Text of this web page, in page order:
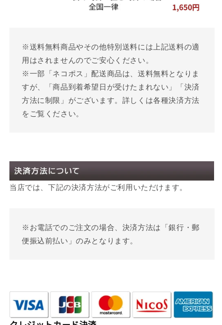
※送料無料商品やその他特別送料には上記送料の適
用はされませんのでご安心ください。
※一部「ネコポス」配送商品は、送料無料となりま
すが、「商品到着希望日が受けたまれない」「決済
方法に制限」がございます。詳しくは各種決済方法
をご覧ください。
当店では、下記の決済方法がご利用いただけます。
※お電話でのご注文の場合、決済方法は「銀行・郵
便振込前払い」のみとなります。